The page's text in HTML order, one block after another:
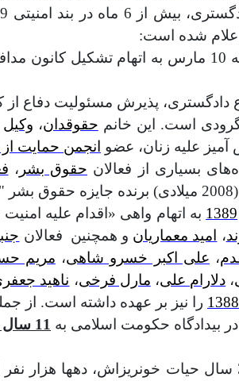
بيش از 6 ماه در بند امنيتی
اعلام شده است:
به
پذیرش مسئولیت دفاع از
است. این خانم حقوقدان، وکیل
آمیز علیه زنان، عضو انجمن حمایت
بسیاری از فعالان حقوق بشر ،
(2008 میلادی) برنده جایزه حقوق بشر "سازمان حقوق بشر بین‌الملل" شده است.
1389 به اتهام واهی «اقدام علیه
، امید معماریان و همچنین فعالان
، علی اکبر خسرو شاهی، مریم
، دلارام علی، مارل فرخی، ناهید
را نیز بر عهده داشته است. از
11 سال
حکومت اسلامی در طول 33 سال حیات